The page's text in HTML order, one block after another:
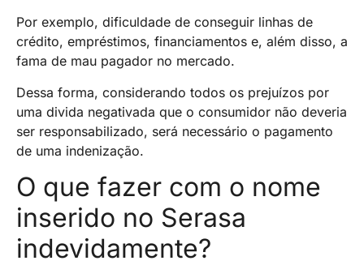
Por exemplo, dificuldade de conseguir linhas de
crédito, empréstimos, financiamentos e, além disso, a
fama de mau pagador no mercado.
Dessa forma, considerando todos os prejuízos por
uma divida negativada que o consumidor não deveria
ser responsabilizado, será necessário o pagamento
de uma indenização.
O que fazer com o nome
inserido no Serasa
indevidamente?